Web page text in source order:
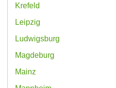
Krefeld
Leipzig
Ludwigsburg
Magdeburg
Mainz